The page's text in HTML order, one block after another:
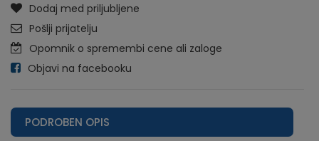
Dodaj med priljubljene
Pošlji prijatelju
Opomnik o spremembi cene ali zaloge
Objavi na facebooku
PODROBEN OPIS